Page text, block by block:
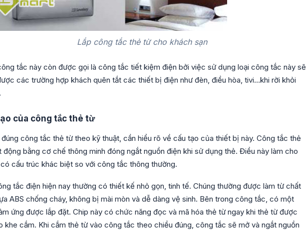
Lắp công tắc thẻ từ cho khách sạn
tắc này còn được gọi là công tắc tiết kiệm điện bởi việc sử dụng loại công tắc này sẽ
các trường hợp khách quên tắt các thiết bị điện như đèn, điều hòa, tivi…khi rời khỏi
của công tắc thẻ từ
công tắc thẻ từ theo kỹ thuật, cần hiểu rõ về cấu tạo của thiết bị này. Công tắc thẻ
động bằng cơ chế thông minh đóng ngắt nguồn điện khi sử dụng thẻ. Điều này làm cho
cấu trúc khác biệt so với công tắc thông thường.
tắc điện hiện nay thường có thiết kế nhỏ gọn, tinh tế. Chúng thường được làm từ chất
ABS chống cháy, không bị mài mòn và dễ dàng vệ sinh. Bên trong công tắc, có một
ứng được lắp đặt. Chip này có chức năng đọc và mã hóa thẻ từ ngay khi thẻ từ được
khe cắm. Khi cắm thẻ từ vào công tắc theo chiều đúng, công tắc sẽ mở và ngắt nguồn